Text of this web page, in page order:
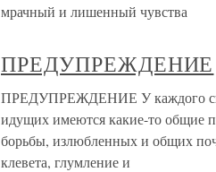
мрачный и лишенный чувства
ПРЕДУПРЕЖДЕНИЕ
ПРЕДУПРЕЖДЕНИЕ У каждого
идущих имеются какие-то общие
борьбы, излюбленных и общих
клевета, глумление и